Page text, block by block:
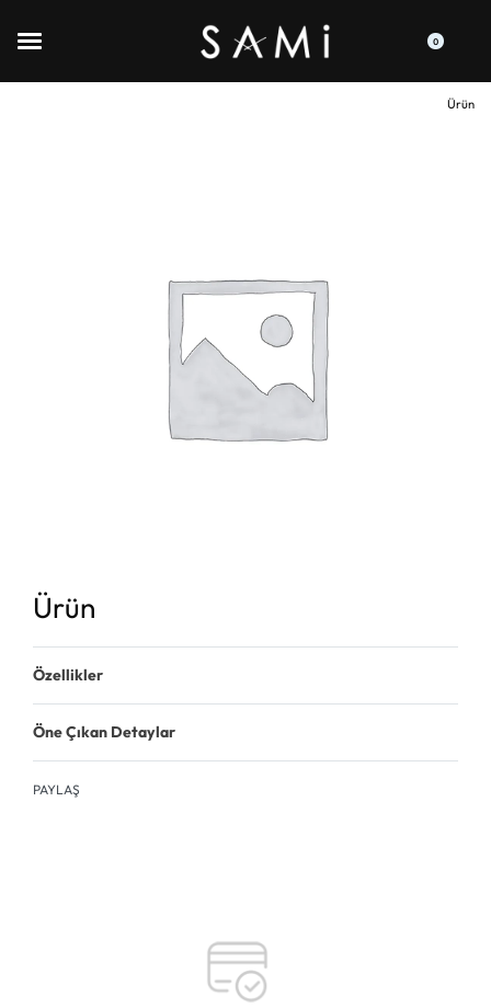
0
Ürün
Ürün
Özellikler
Öne Çıkan Detaylar
PAYLAŞ